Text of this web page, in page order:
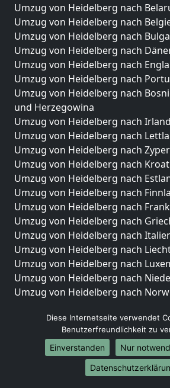
Umzug von Heidelberg nach
Umzug von Heidelberg nach
Umzug von Heidelberg nach
Umzug von Heidelberg nach
Umzug von Heidelberg nach
Umzug von Heidelberg nach
Umzug von Heidelberg nach
und Herzegowina
Umzug von Heidelberg nach Irland
Umzug von Heidelberg nach
Umzug von Heidelberg nach
Umzug von Heidelberg nach
Umzug von Heidelberg nach
Umzug von Heidelberg nach
Umzug von Heidelberg nach
Umzug von Heidelberg nach
Umzug von Heidelberg nach
Umzug von Heidelberg nach
Umzug von Heidelberg nach
Umzug von Heidelberg nach
Umzug von Heidelberg nach
Umzüge-Deutschlandweit
Umzug von Heidelberg nach Berlin
Umzug von Heidelberg nach
Umzug von Heidelberg nach
Umzug von Heidelberg nach Köln
Diese Internetseite verwendet
Benutzerfreundlichkeit zu
Einverstanden
Nur